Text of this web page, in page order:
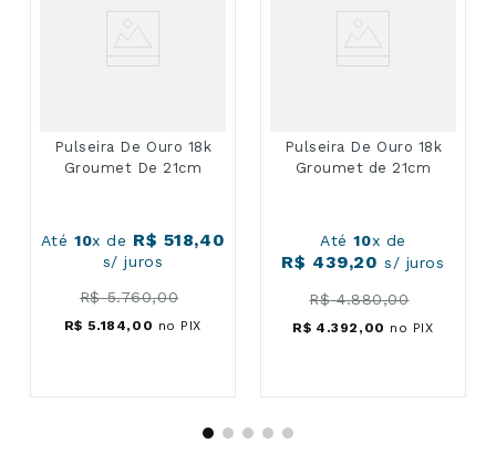
Pulseira De Ouro 18k
Groumet De 21cm
Até10x de R$ 518,40
s/ juros
R$ 5.760,00
R$ 5.184, 00 no PIX
Pulseira De Ouro 18k
Groumet de 21cm
Até10x de
R$ 439,20 s/ juros
R$ 4.880,00
R$ 4 .392 , 00 no PIX